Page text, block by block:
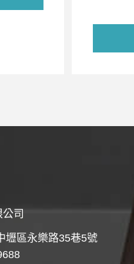
司
壢區永樂路35巷5號